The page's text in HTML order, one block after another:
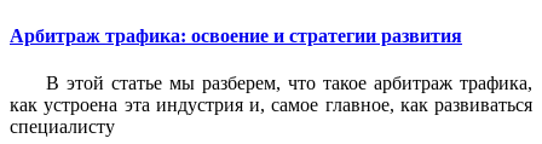
Арбитраж трафика: освоение и стратегии развития
В этой статье мы разберем, что такое арбитраж трафика,
как устроена эта индустрия и, самое главное, как развиваться
специалисту